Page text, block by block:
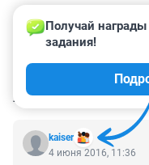
КОММЕНТАРИИ 2
kaiser
Получай
задания!
4 июня 2016, 11:36